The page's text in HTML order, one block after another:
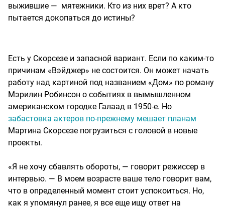
выжившие — мятежники. Кто из них врет? А кто
пытается докопаться до истины?
Есть у Скорсезе и запасной вариант. Если по каким-то
причинам «Вэйджер» не состоится. Он может начать
работу над картиной под названием «Дом» по роману
Мэрилин Робинсон о событиях в вымышленном
американском городке Галаад в 1950-е. Но
забастовка актеров по-прежнему мешает планам
Мартина Скорсезе погрузиться с головой в новые
проекты.
«Я не хочу сбавлять обороты, — говорит режиссер в
интервью. — В моем возрасте ваше тело говорит вам,
что в определенный момент стоит успокоиться. Но,
как я упомянул ранее, я все еще ищу ответ на